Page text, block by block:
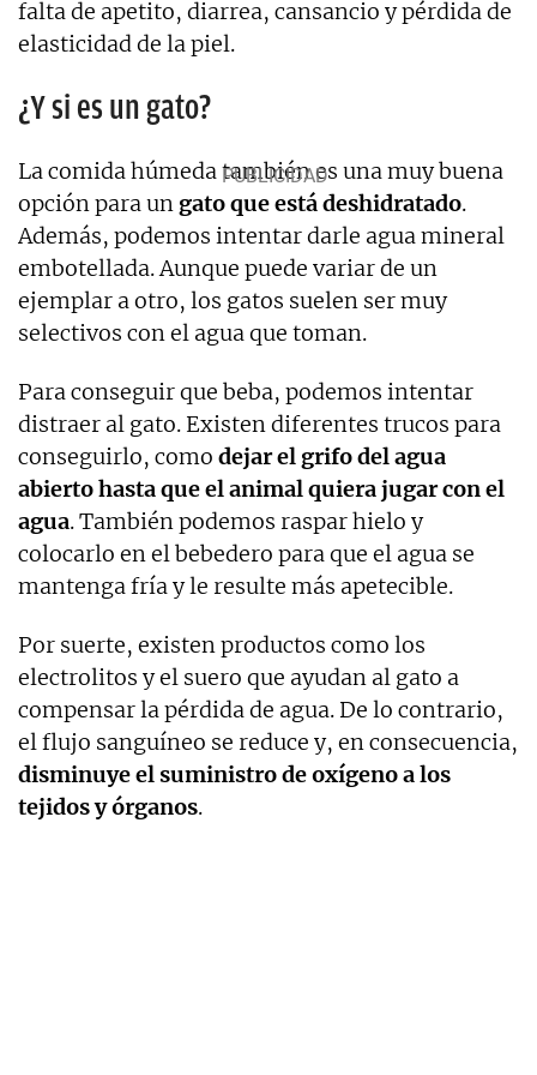
falta de apetito, diarrea, cansancio y pérdida de
elasticidad de la piel.
¿Y si es un gato?
La comida húmeda también es una muy buena
opción para un gato que está deshidratado.
Además, podemos intentar darle agua mineral
embotellada. Aunque puede variar de un
ejemplar a otro, los gatos suelen ser muy
selectivos con el agua que toman.
Para conseguir que beba, podemos intentar
distraer al gato. Existen diferentes trucos para
conseguirlo, como dejar el grifo del agua
abierto hasta que el animal quiera jugar con el
agua. También podemos raspar hielo y
colocarlo en el bebedero para que el agua se
mantenga fría y le resulte más apetecible.
Por suerte, existen productos como los
electrolitos y el suero que ayudan al gato a
compensar la pérdida de agua. De lo contrario,
el flujo sanguíneo se reduce y, en consecuencia,
disminuye el suministro de oxígeno a los
tejidos y órganos.